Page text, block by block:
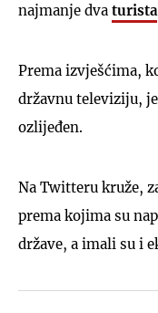
najmanje dva turista
Prema izvješćima,
državnu televiziju,
ozlijeđen.
Na Twitteru kruže,
prema kojima su
države, a imali su i